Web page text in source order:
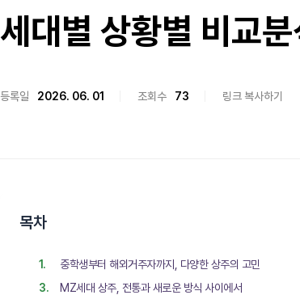
세대별 상황별 비교분
등록일 2026. 06. 01 조회수 73 링크 복사하기
목차
중학생부터 해외거주자까지, 다양한 상주의 고민
MZ세대 상주, 전통과 새로운 방식 사이에서